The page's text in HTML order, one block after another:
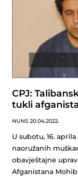
CPJ:
tukli
NUNS 20.04.2022.
U subotu, 16.
naoružanih
obavještajne
Afganistana